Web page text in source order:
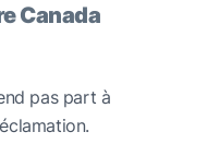
Canada
pas part à